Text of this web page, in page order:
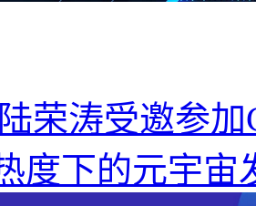
荣涛受邀参
度下的元宇宙